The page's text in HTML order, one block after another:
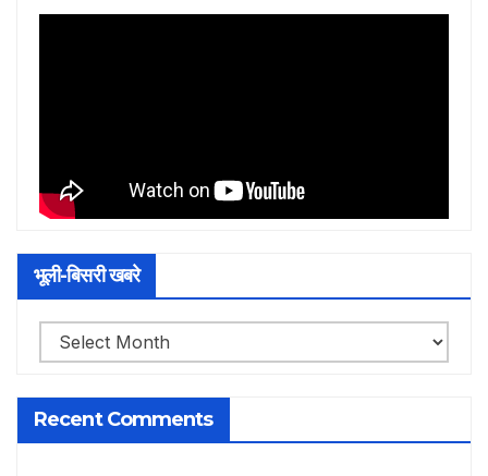
भूली-बिसरी खबरे
भूली-
बिसरी
खबरे
Recent Comments